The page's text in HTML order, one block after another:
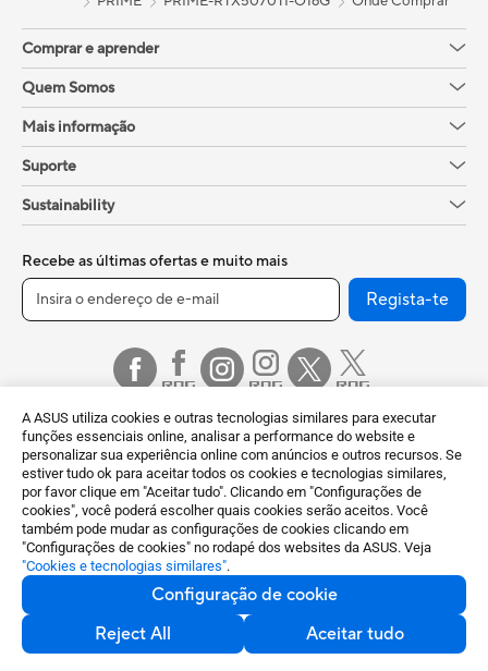
A ASUS utiliza cookies e outras tecnologias similares para executar
funções essenciais online, analisar a performance do website e
personalizar sua experiência online com anúncios e outros recursos. Se
estiver tudo ok para aceitar todos os cookies e tecnologias similares,
por favor clique em "Aceitar tudo". Clicando em "Configurações de
cookies", você poderá escolher quais cookies serão aceitos. Você
também pode mudar as configurações de cookies clicando em
"Configurações de cookies" no rodapé dos websites da ASUS. Veja
"Cookies e tecnologias similares".
Configuração de cookie
Reject All
Aceitar tudo
Comprar e aprender
Quem Somos
Mais informação
Suporte
Sustainability
Recebe as últimas ofertas e muito mais
Regista-te
Portugal / Português
©ASUSTeK Computer Inc. Todos os direitos reservados.
Termos de Utilização
Política de Privacidade
Configuração de cookie